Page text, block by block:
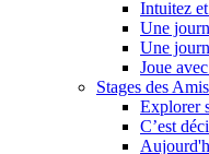
Intuitez
Une
Une
Joue
Stages des
Explorer
C’est